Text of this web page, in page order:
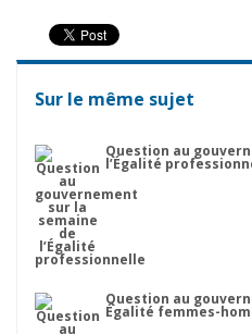
Sur le même sujet
Question au
l’Égalité
Question au
Égalité femmes-